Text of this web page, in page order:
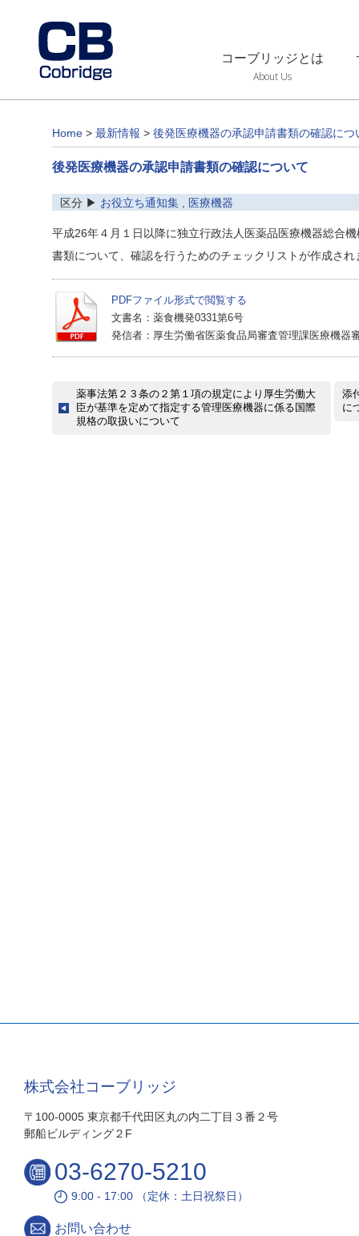
コーブリッジとは
About Us
Home > 最新情報 > 後発医療機器の承認申請書類の確認につ
後発医療機器の承認申請書類の確認について
区分 ▶ お役立ち通知集 医療機器
平成26年４月１日以降に独立行政法人医薬品医療機器総合
書類について、確認を行うためのチェックリストが作成され
PDFファイル形式で閲覧する
文書名：薬食機発0331第6号
発信者：厚生労働省医薬食品局審査管理課医療機器
薬事法第２３条の２第１項の規定により厚生労働大
臣が基準を定めて指定する管理医療機器に係る国際
規格の取扱いについて
添
に
株式会社コーブリッジ
〒100-0005 東京都千代田区丸の内二丁目３番２号
郵船ビルディング２F
03-6270-5210
9:00 - 17:00 （定休：土日祝祭日）
お問い合わせ